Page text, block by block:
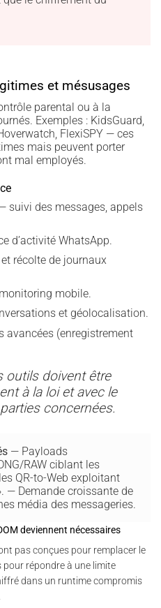
et mésusages
parental ou à la
Exemples : KidsGuard,
FlexiSPY — ces
mais peuvent porter
mal employés.
suivi des messages, appels
d’activité WhatsApp.
récolte de journaux
mobile.
et géolocalisation.
(enregistrement
outils doivent être
à la loi et avec le
concernées.
— Payloads
RAW ciblant les
QR-to-Web exploitant
— Demande croissante de
média des messageries.
deviennent nécessaires
pas conçues pour remplacer le
répondre à une limite
dans un runtime compromis